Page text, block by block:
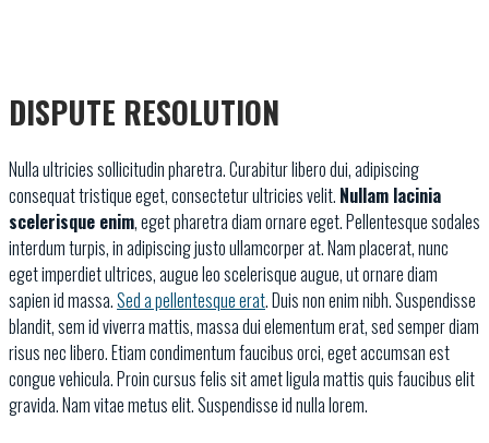
DISPUTE RESOLUTION
Nulla ultricies sollicitudin pharetra. Curabitur libero dui, adipiscing
consequat tristique eget, consectetur ultricies velit. Nullam lacinia
scelerisque enim, eget pharetra diam ornare eget. Pellentesque sodales
interdum turpis, in adipiscing justo ullamcorper at. Nam placerat, nunc
eget imperdiet ultrices, augue leo scelerisque augue, ut ornare diam
sapien id massa.Sed a pellentesque erat. Duis non enim nibh. Suspendisse
blandit, sem id viverra mattis, massa dui elementum erat, sed semper diam
risus nec libero. Etiam condimentum faucibus orci, eget accumsan est
congue vehicula. Proin cursus felis sit amet ligula mattis quis faucibus elit
gravida. Nam vitae metus elit. Suspendisse id nulla lorem.